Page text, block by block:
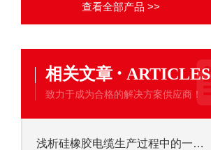
查看全部产品 >>
相关文章 · ARTICLES
致力于成为合格的解决方案供应商！
浅析硅橡胶电缆生产过程中的一些注意事项